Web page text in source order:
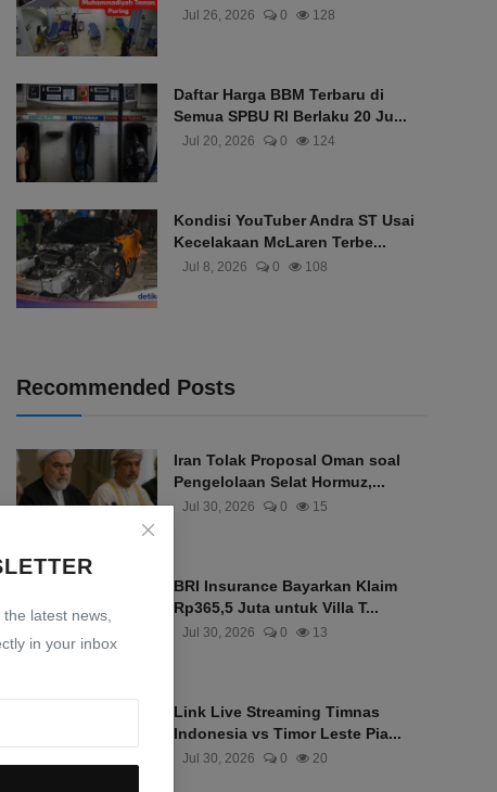
latest news,
in your inbox
Jul 26, 2026 0 128
Daftar Harga BBM Terbaru di
Semua SPBU RI Berlaku 20 Ju...
Jul 20, 2026 0 124
Kondisi YouTuber Andra ST Usai
Kecelakaan McLaren Terbe...
Jul 8, 2026 0 108
Recommended Posts
Iran Tolak Proposal Oman soal
Pengelolaan Selat Hormuz,...
Jul 30, 2026 0 15
BRI Insurance Bayarkan Klaim
Rp365,5 Juta untuk Villa T...
Jul 30, 2026 0 13
Link Live Streaming Timnas
Indonesia vs Timor Leste Pia...
Jul 30, 2026 0 20